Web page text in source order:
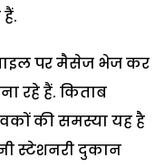
पर मैसेज भेज कर
रहे हैं. किताब
की समस्या यह है
स्टेशनरी दुकान